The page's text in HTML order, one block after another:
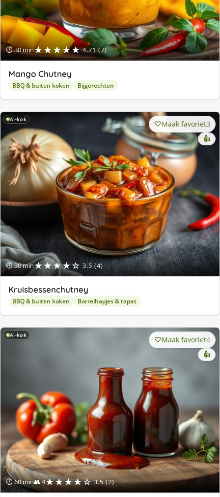
⏱ 30 min★★★★★ 4.71 (7)
Mango Chutney
BBQ & buiten koken Bijgerechten
AI-kok
⏱ 30 min★★★★☆ 3.5 (4)
Maak favoriet3
👍
Kruisbessenchutney
BBQ & buiten koken Borrelhapjes & tapas
AI-kok
⏱ 60 min👥 4★★★★☆ 3.5 (2)
Maak favoriet4
👍